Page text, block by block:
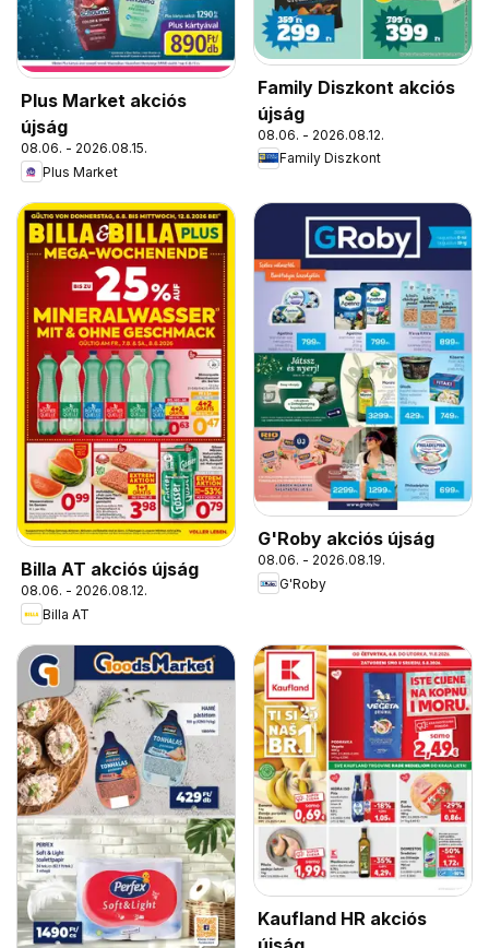
Plus Market akciós
újság
08.06. - 2026.08.15.
Plus Market
Family Diszkont akciós
újság
08.06. - 2026.08.12.
Family Diszkont
Billa AT akciós újság
08.06. - 2026.08.12.
Billa AT
G'Roby akciós újság
08.06. - 2026.08.19.
G'Roby
Kaufland HR akciós